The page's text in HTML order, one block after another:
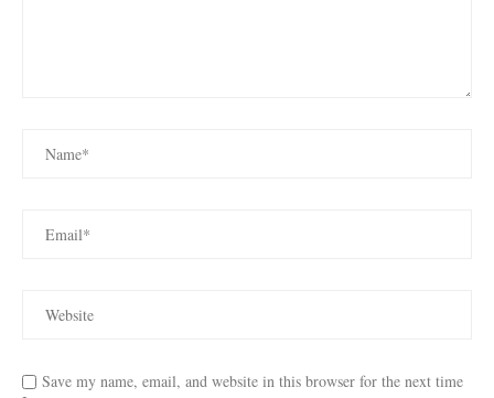
Save my name, email, and website in this browser for the next time